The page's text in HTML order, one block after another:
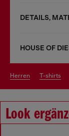
DETAILS,
HOUSE OF
herren t-shirts
Look